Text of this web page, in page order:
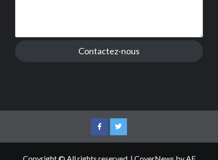
Contactez-nous
FacebookTwitter